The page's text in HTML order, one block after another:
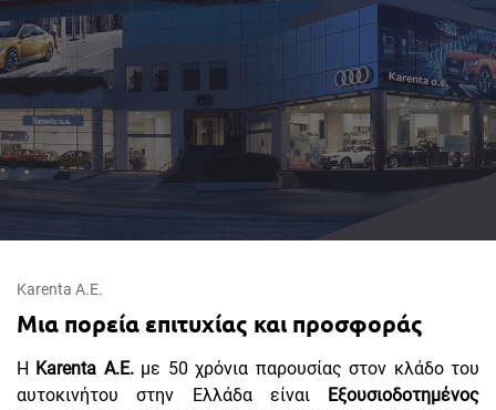
Karenta Α.Ε.
Μια πορεία επιτυχίας και προσφοράς
Η Karenta Α.Ε.με 50 χρόνια παρουσίας στον κλάδο του
αυτοκινήτου στην Ελλάδα είναι Εξουσιοδοτημένος